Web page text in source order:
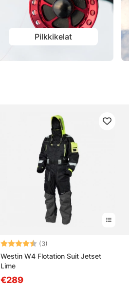
Pilkkikelat
Arvio: (3)
Westin W4 Flotation Suit Jetset
Lime
€289